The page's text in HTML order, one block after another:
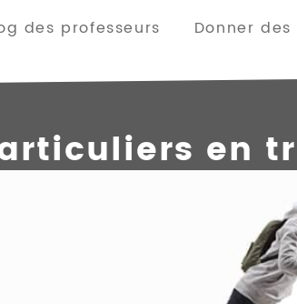
des professeurs Donner
en